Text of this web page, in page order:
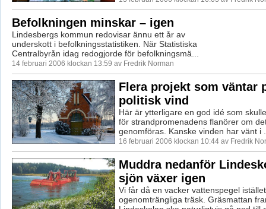
Befolkningen minskar – igen
Lindesbergs kommun redovisar ännu ett år av
underskott i befolkningsstatistiken. När Statistiska
Centralbyrån idag redogjorde för befolkningsmä...
14 februari 2006 klockan 13:59 av Fredrik Norman
Flera projekt som väntar
politisk vind
Här är ytterligare en god idé som
för strandpromenadens flanörer om
genomföras. Kanske vinden har vänt i
16 februari 2006 klockan 10:44 av Fredrik
Muddra nedanför
sjön växer igen
Vi får då en vacker vattenspegel
ogenomträngliga träsk. Gräsmattan